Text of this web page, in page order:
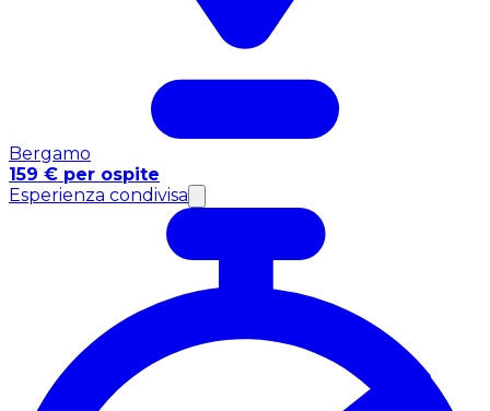
Bergamo
159 € per ospite
Esperienza condivisa